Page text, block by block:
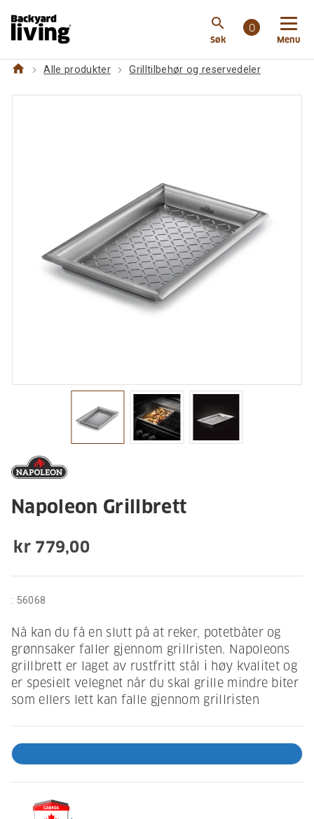
search
Søk
0
Menu
og-reservedeler/grilltilbehoer/napoleon-grillbrett
home Alle produkter Grilltilbehør og reservedeler
Napoleon Grillbrett
kr 779,00
: 56068
Nå kan du få en slutt på at reker, potetbåter og
grønnsaker faller gjennom grillristen. Napoleons
grillbrett er laget av rustfritt stål i høy kvalitet og
er spesielt velegnet når du skal grille mindre biter
som ellers lett kan falle gjennom grillristen